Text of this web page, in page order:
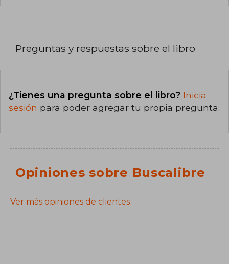
Preguntas y respuestas sobre el libro
¿Tienes una pregunta sobre el libro? Inicia
sesión para poder agregar tu propia pregunta.
Opiniones sobre Buscalibre
Ver más opiniones de clientes